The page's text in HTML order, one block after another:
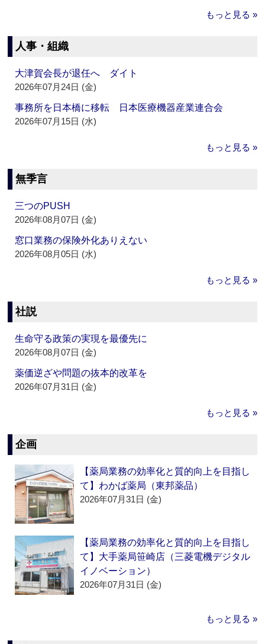
もっと見る »
人事・組織
大津賀会長が退任へ ダイト
2026年07月24日 (金)
事務所を日本橋に移転 日本医療機器産業連合会
2026年07月15日 (水)
もっと見る »
無季言
三つのPUSH
2026年08月07日 (金)
窓口業務の保険外化ありえない
2026年08月05日 (水)
もっと見る »
社説
生命守る政策の実現を最優先に
2026年08月07日 (金)
薬価逆ざや問題の抜本的改革を
2026年07月31日 (金)
もっと見る »
企画
【薬局業務の効率化と質的向上を目指し
て】わかば薬局（東邦薬品）
2026年07月31日 (金)
【薬局業務の効率化と質的向上を目指し
て】大手薬局笹崎店（三菱電機デジタル
イノベーション）
2026年07月31日 (金)
もっと見る »